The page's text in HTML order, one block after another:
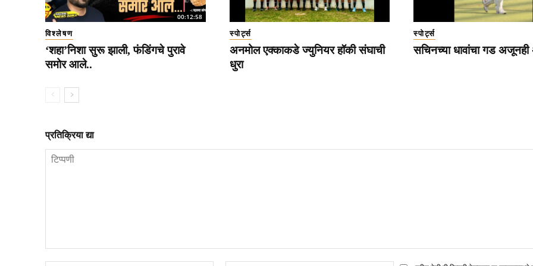
00:12:58
विश्लेषण
‘शहा’निशा सुरू झाली, फंडिंगचे पुरावे
समोर आले..
स्पोर्ट्स
अनमोल एक्काकडे ज्युनियर हॉकी संघाची
धुरा
स्पोर्ट्स
सचिनच्या धावांचा गड अजूनही
प्रतिक्रिया द्या